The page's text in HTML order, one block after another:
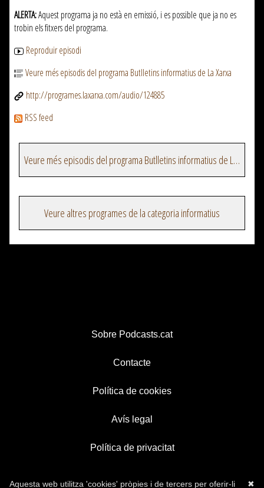
ALERTA:Aquest programa ja no està en emissió, i es possible que ja no es
trobin els fitxers del programa.
Reproduir episodi
Veure més episodis del programa Butlletins informatius de La Xarxa
http://programes.laxarxa.com/audio/124885
RSS feed
Veure més episodis del programa Butlletins informatius de La Xarxa
Veure altres programes de la categoria informatius
Sobre Podcasts.cat
Contacte
Política de cookies
Avís legal
Política de privacitat
✖
Aquesta web utilitza 'cookies' pròpies i de tercers per oferir-li